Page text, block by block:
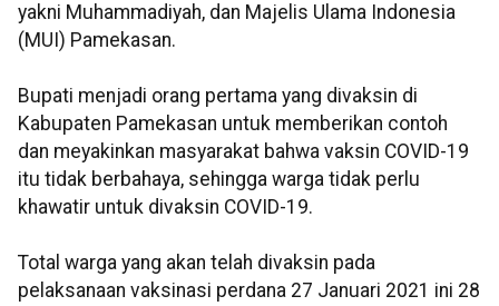
yakni Muhammadiyah, dan Majelis Ulama Indonesia
(MUI) Pamekasan.
Bupati menjadi orang pertama yang divaksin di
Kabupaten Pamekasan untuk memberikan contoh
dan meyakinkan masyarakat bahwa vaksin COVID-19
itu tidak berbahaya, sehingga warga tidak perlu
khawatir untuk divaksin COVID-19.
Total warga yang akan telah divaksin pada
pelaksanaan vaksinasi perdana 27 Januari 2021 ini 28